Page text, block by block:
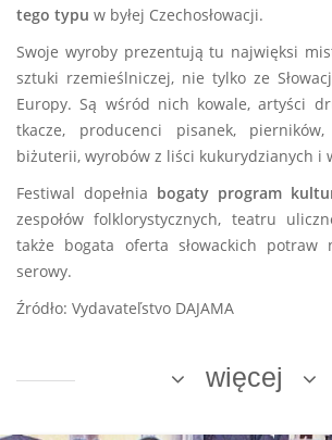
tego typu w byłej Czechosłowacji.
Swoje wyroby prezentują tu najwięksi
sztuki rzemieślniczej, nie tylko ze
Europy. Są wśród nich kowale, artyści
tkacze, producenci pisanek,
biżuterii, wyrobów z liści kukurydzianych i
Festiwal dopełnia bogaty program
zespołów folklorystycznych, teatru
także bogata oferta słowackich potraw
serowy.
Źródło: Vydavateľstvo DAJAMA
więcej